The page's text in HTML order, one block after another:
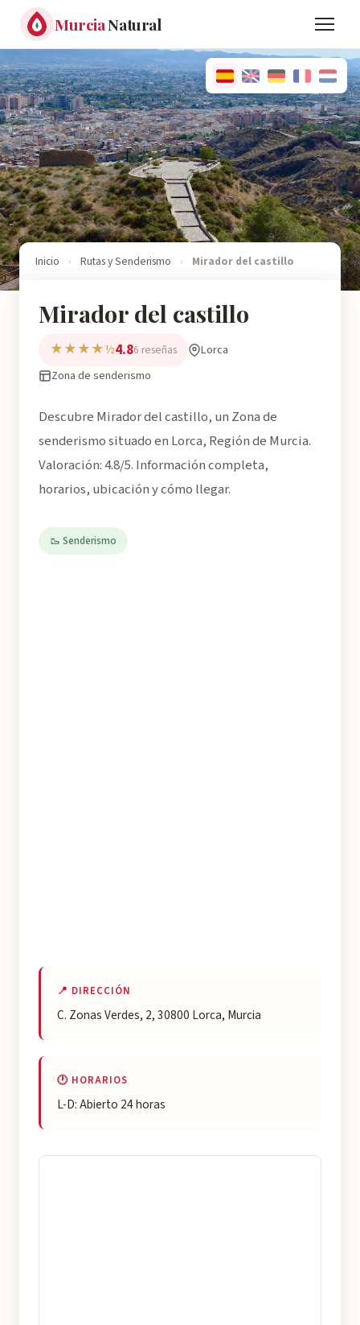
MurciaNatural
Inicio › Rutas y Senderismo › Mirador del castillo
Mirador del castillo
★★★★½4.86 reseñas
Lorca
Zona de senderismo
Descubre Mirador del castillo, un Zona de
senderismo situado en Lorca, Región de Murcia.
Valoración: 4.8/5. Información completa,
horarios, ubicación y cómo llegar.
🥾 Senderismo
📍 DIRECCIÓN
C. Zonas Verdes, 2, 30800 Lorca, Murcia
🕐 HORARIOS
L-D: Abierto 24 horas